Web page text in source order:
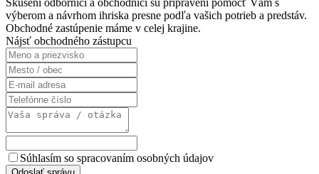
výberom a návrhom ihriska presne podľa vašich potrieb a predstáv.
Obchodné zastúpenie máme v celej krajine.
Nájsť obchodného zástupcu
Súhlasím so spracovaním osobných údajov